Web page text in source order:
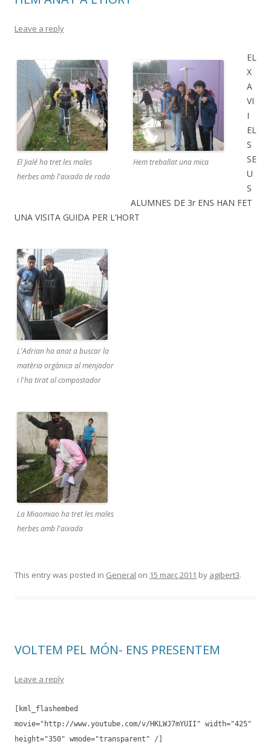
Leave a reply
El Jialé ha tret les males
herbes amb l'aixada de roda
Hem treballat una mica
EL
X
A
VI
I
EL
S
SE
U
S
ALUMNES DE 3r ENS HAN FET
UNA VISITA GUIDA PER L’HORT
L'Adrian ha anat a buscar la
matèria orgànica al menjador
i l'ha tirat al compostador
La Miaomiao ha tret les males
herbes amb l'aixada
This entry was posted in General on 15 març 2011 by agibert3.
VOLTEM PEL MÓN- ENS PRESENTEM
Leave a reply
[kml_flashembed
movie="http://www.youtube.com/v/HKLWJ7mYUII" width="425"
height="350" wmode="transparent" /]